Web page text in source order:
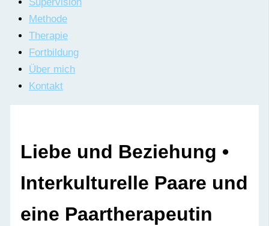
Supervision
Methode
Therapie
Fortbildung
Über mich
Kontakt
Liebe und Beziehung •
Interkulturelle Paare und
eine Paartherapeutin